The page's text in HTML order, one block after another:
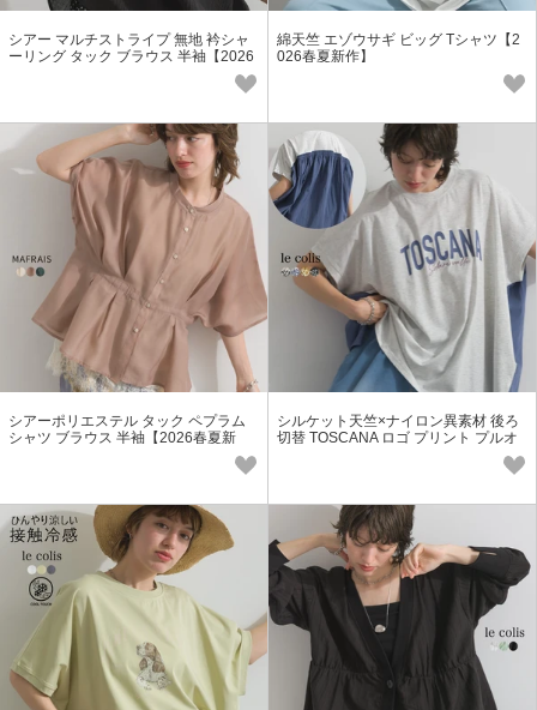
シアー マルチストライプ 無地 衿シャ
ーリング タック ブラウス 半袖【2026
綿天竺 エゾウサギ ビッグ Tシャツ【2
026春夏新作】
シアーポリエステル タック ペプラム
シャツ ブラウス 半袖【2026春夏新
シルケット天竺×ナイロン異素材 後ろ
切替 TOSCANA ロゴ プリント プルオ